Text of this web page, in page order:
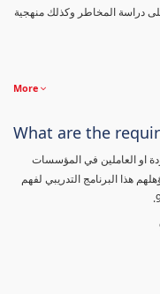
دراسة المخاطر وكذلك منهجية
More
What are the
او العاملين في المؤسسات
هذا البرنامج التدريبي لفهم